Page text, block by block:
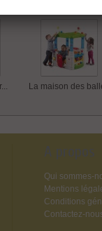
La maison des
A propos
Qui sommes-
Mentions
Conditions
Contactez-